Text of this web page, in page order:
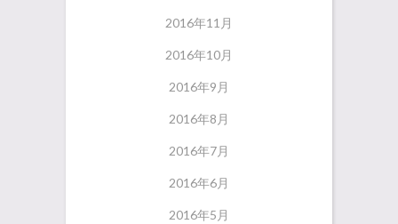
2016年11月
2016年10月
2016年9月
2016年8月
2016年7月
2016年6月
2016年5月